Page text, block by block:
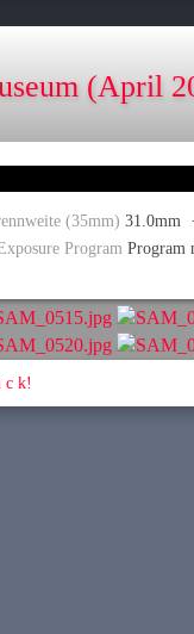
(April
(35mm) 31.0mm
Program Program
c k!